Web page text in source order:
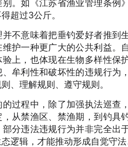
。如《江苏省渔业管理条例
超过3公斤。
不意味着把垂钓爱好者推到
护一种更广大的公共利益。
上，也体现在生物多样性保
牟利性和破坏性的违规行为
、理解规则、遵守规则。
过程中，除了加强执法巡查
从禁渔区、禁渔期，到钓具
分违法违规行为并非完全出
逻辑，才能推动形成自觉守